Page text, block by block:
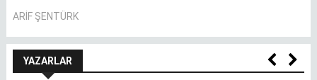
ARIF ŞENTÜRK
YAZARLAR